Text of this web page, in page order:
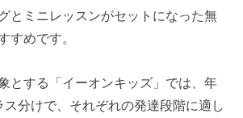
とミニレッスンがセットになった無
すめです。
とする「イーオンキッズ」では、年
分けで、それぞれの発達段階に適し